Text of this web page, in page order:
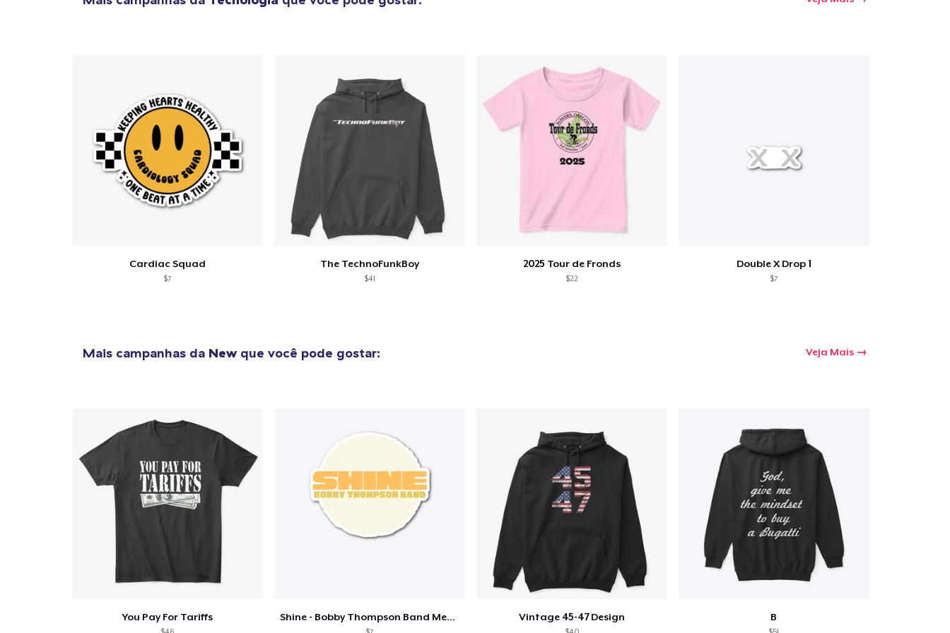
Cardiac Squad
$7
The TechnoFunkBoy
$41
2025 Tour de Fronds
$22
Double X Drop 1
$7
Mais campanhas da Newque você pode gostar: Veja Mais
You Pay For Tariffs Shine - Bobby Thompson Band Merch Vintage 45-47 Design B